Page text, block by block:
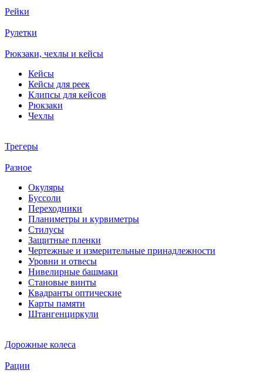
Рейки
Рулетки
Рюкзаки, чехлы и кейсы
Кейсы
Кейсы для реек
Клипсы для кейсов
Рюкзаки
Чехлы
Трегеры
Разное
Окуляры
Буссоли
Переходники
Планиметры и курвиметры
Стилусы
Защитные пленки
Чертежные и измерительные принадлежности
Уровни и отвесы
Нивелирные башмаки
Становые винты
Квадранты оптические
Карты памяти
Штангенциркули
Дорожные колеса
Рации